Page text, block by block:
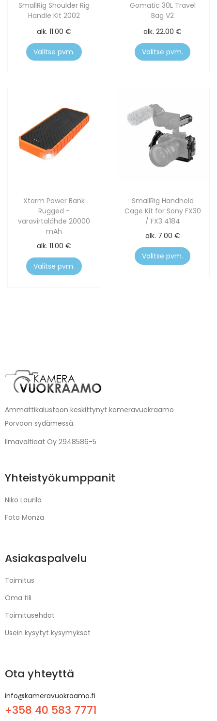
SmallRig Shoulder Rig
Handle Kit 2002
alk.11.00€
Valitse pvm.
Gomatic 30L Travel
Bag V2
alk.22.00€
Valitse pvm.
Xtorm Power Bank
Rugged -
varavirtalähde 20000
mAh
alk.11.00€
Valitse pvm.
SmallRig Handheld
Cage Kit for Sony FX30
/ FX3 4184
alk. 7.00 €
Valitse pvm.
Ammattikalustoon keskittynyt kameravuokraamo
Porvoon sydämessä.
Ilmavaltiaat Oy 2948586-5
Yhteistyökumppanit
Niko Laurila
Foto Monza
Asiakaspalvelu
Toimitus
Oma tili
Toimitusehdot
Usein kysytyt kysymykset
Ota yhteyttä
info@kameravuokraamo.fi
+358 40 583 7771